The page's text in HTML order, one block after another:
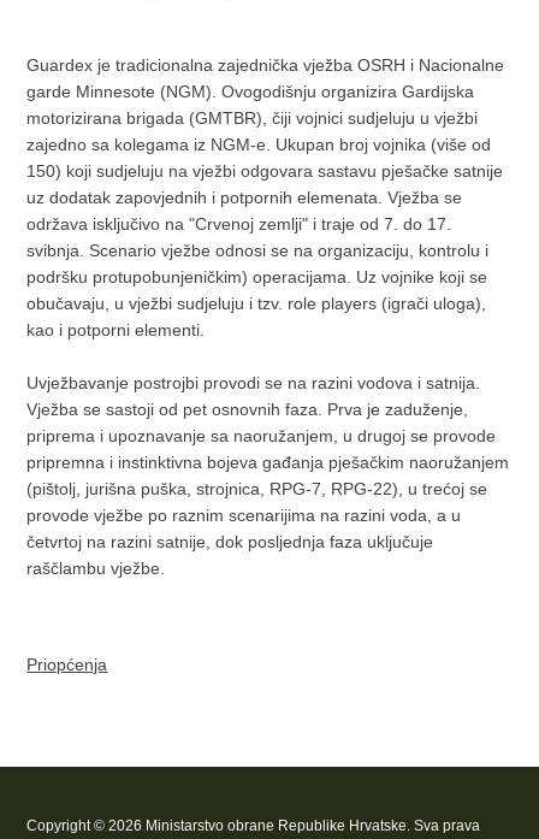
Guardex je tradicionalna zajednička vježba OSRH i Nacionalne
garde Minnesote (NGM). Ovogodišnju organizira Gardijska
motorizirana brigada (GMTBR), čiji vojnici sudjeluju u vježbi
zajedno sa kolegama iz NGM-e. Ukupan broj vojnika (više od
150) koji sudjeluju na vježbi odgovara sastavu pješačke satnije
uz dodatak zapovjednih i potpornih elemenata. Vježba se
održava isključivo na "Crvenoj zemlji" i traje od 7. do 17.
svibnja. Scenario vježbe odnosi se na organizaciju, kontrolu i
podršku protupobunjeničkim) operacijama. Uz vojnike koji se
obučavaju, u vježbi sudjeluju i tzv. role players (igrači uloga),
kao i potporni elementi.
Uvježbavanje postrojbi provodi se na razini vodova i satnija.
Vježba se sastoji od pet osnovnih faza. Prva je zaduženje,
priprema i upoznavanje sa naoružanjem, u drugoj se provode
pripremna i instinktivna bojeva gađanja pješačkim naoružanjem
(pištolj, jurišna puška, strojnica, RPG-7, RPG-22), u trećoj se
provode vježbe po raznim scenarijima na razini voda, a u
četvrtoj na razini satnije, dok posljednja faza uključuje
raščlambu vježbe.
Priopćenja
Copyright © 2026 Ministarstvo obrane Republike Hrvatske. Sva prava